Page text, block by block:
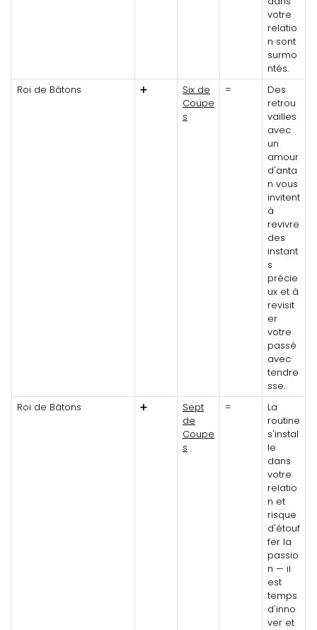
votre
relatio
n sont
surmo
ntés.
Roi de Bâtons
➕
Six de
Coupe
s
=
Des
retrou
vailles
avec
un
amour
d'anta
n vous
invitent
à
revivre
des
instant
s
précie
ux et à
revisit
er
votre
passé
avec
tendre
sse.
Roi de Bâtons
➕
Sept
de
Coupe
s
=
La
routine
s'instal
le
dans
votre
relatio
n et
risque
d'étouf
fer la
passio
n — il
est
temps
d'inno
ver et